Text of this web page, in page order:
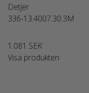
Detjer
336-13.4007.30.3M
1.081 SEK
Visa produkten